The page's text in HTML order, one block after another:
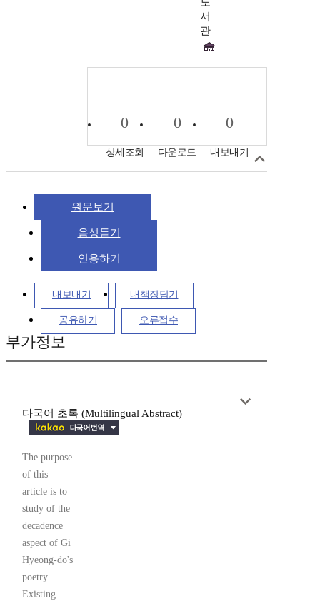
도
서
관
0
상세조회
0
다운로드
0
내보내기
원문보기
음성듣기
인용하기
내보내기 내책장담기
공유하기 오류접수
부가정보
다국어 초록 (Multilingual Abstract)
The purpose
of this
article is to
study of the
decadence
aspect of Gi
Hyeong-do's
poetry.
Existing